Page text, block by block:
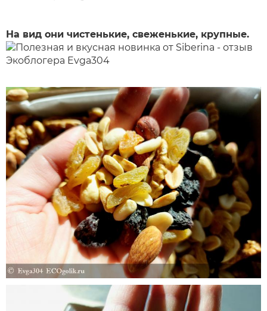
На вид они чистенькие, свеженькие, крупные.